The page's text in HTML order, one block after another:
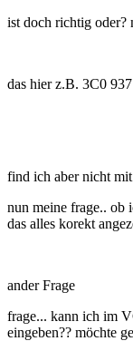
ist doch richtig oder?
das hier z.B. 3C0
find ich aber nicht
nun meine frage.. ob
das alles korekt
ander Frage
frage... kann ich im
eingeben?? möchte